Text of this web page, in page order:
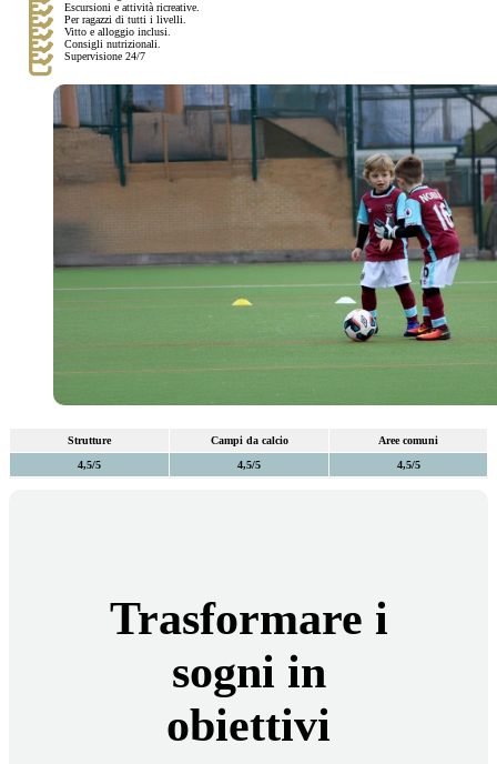
Escursioni e attività ricreative.
Per ragazzi di tutti i livelli.
Vitto e alloggio inclusi.
Consigli nutrizionali.
Supervisione 24/7
Strutture Campi da calcio
Aree comuni
4,5/5
4,5/5 4,5/5
Trasformare i
sogni in
obiettivi